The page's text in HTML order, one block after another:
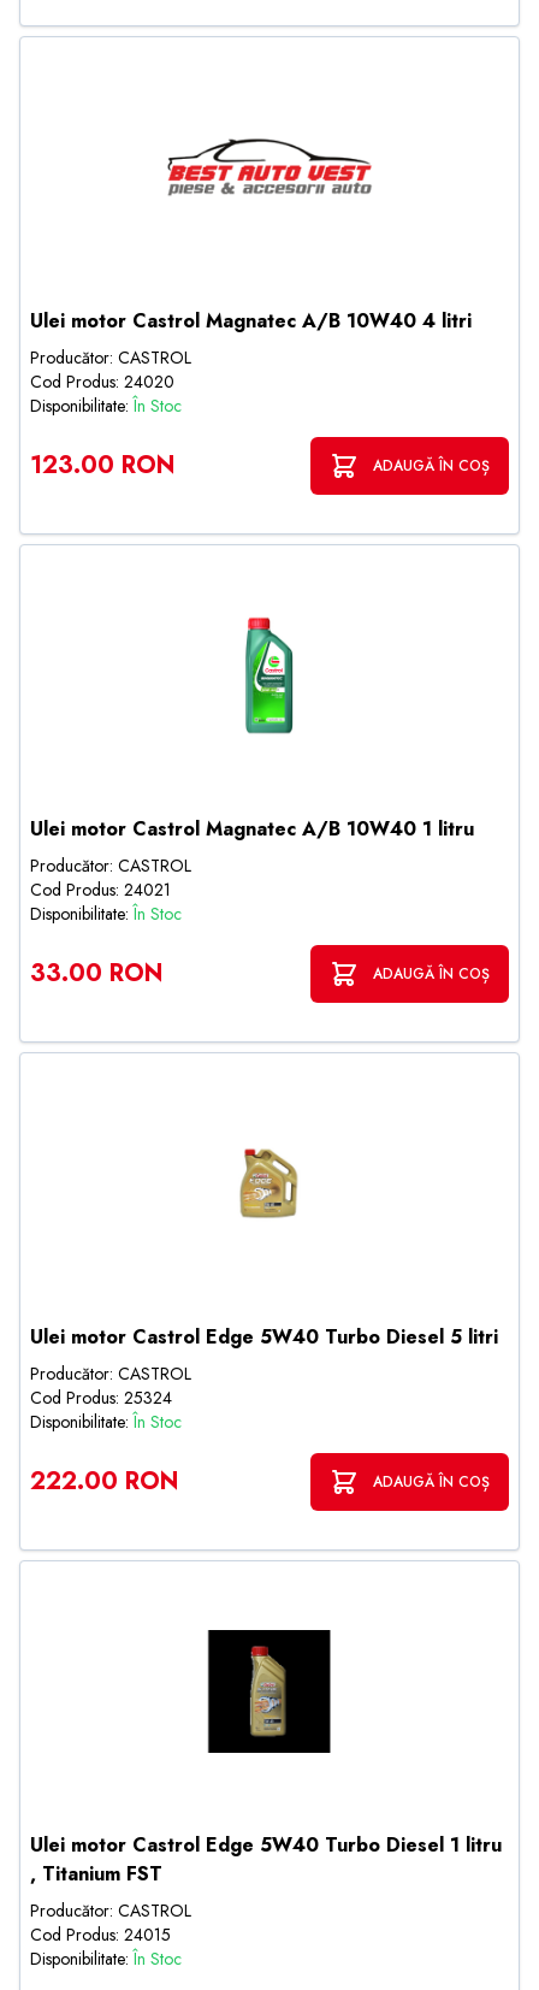
Ulei motor Castrol Magnatec A/B 10W40 4 litri
Producător: CASTROL
Cod Produs: 24020
Disponibilitate:În Stoc
123.00 RON ADAUGĂ ÎN COȘ
Ulei motor Castrol Magnatec A/B 10W40 1 litru
Producător: CASTROL
Cod Produs: 24021
Disponibilitate:În Stoc
33.00 RON ADAUGĂ ÎN COȘ
Ulei motor Castrol Edge 5W40 Turbo Diesel 5 litri
Producător: CASTROL
Cod Produs: 25324
Disponibilitate:În Stoc
222.00 RON ADAUGĂ ÎN COȘ
Ulei motor Castrol Edge 5W40 Turbo Diesel 1 litru
, Titanium FST
Producător: CASTROL
Cod Produs: 24015
Disponibilitate:În Stoc